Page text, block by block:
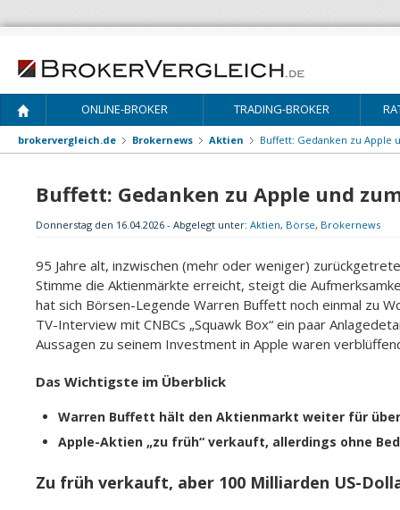
ONLINE-BROKER TRADING-BROKER
brokervergleich.de Brokernews Aktien Buffett: Gedanken zu Apple
Buffett: Gedanken zu Apple und
Donnerstag den 16.04.2026 - Abgelegt unter: Aktien, Börse, Brokernews
95 Jahre alt, inzwischen (mehr oder weniger)
Stimme die Aktienmärkte erreicht, steigt die
hat sich Börsen-Legende Warren Buffett noch einmal zu
TV-Interview mit CNBCs „Squawk Box“ ein paar
Aussagen zu seinem Investment in Apple waren
Das Wichtigste im Überblick
Warren Buffett hält den Aktienmarkt weiter für
Apple-Aktien „zu früh“ verkauft, allerdings ohne
Zu früh verkauft, aber 100 Milliarden US-